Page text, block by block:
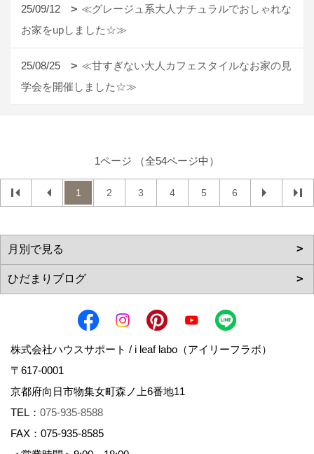
25/09/12
≪グレージュ系大人ナチュラルでおしゃれな
お家をupしました☆≫
25/08/25
≪甘すぎない大人カフェスタイルなお家の見
学会を開催しました☆≫
1ページ （全54ページ中）
1 2 3 4 5 6
株式会社ハウスサポート / i leaf labo（アイリーフラボ）
〒617-0001
京都府向日市物集女町森ノ上6番地11
TEL： 075-935-8588
FAX：075-935-8585